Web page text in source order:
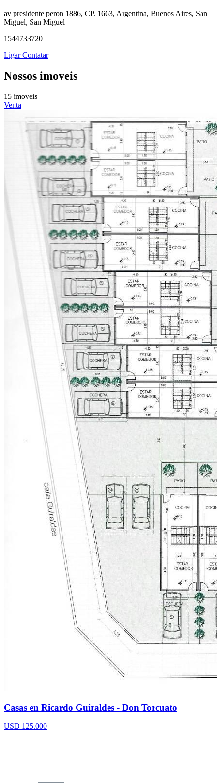
av presidente peron 1886, CP. 1663, Argentina, Buenos Aires, San
Miguel, San Miguel
1544733720
LigarContatar
Nossos imoveis
15 imoveis
Venta
Casas en Ricardo Guiraldes - Don Torcuato
USD 125.000